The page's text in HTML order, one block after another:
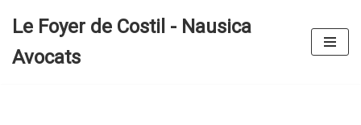
au
Le Foyer de Costil - Nausica
Avocats